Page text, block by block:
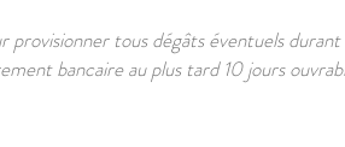
tous dégâts éventuels
bancaire au plus tard 10 jours